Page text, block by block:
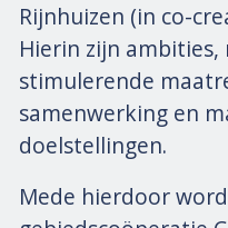
Rijnhuizen (in co-
Hierin zijn
stimulerende
samenwerking en
doelstellingen.
Mede hierdoor